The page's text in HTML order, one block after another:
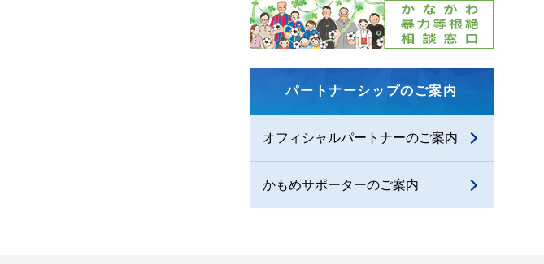
パートナーシップのご案内
オフィシャルパートナーのご案内
かもめサポーターのご案内